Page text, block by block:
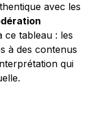
avec les
ce tableau : les
à des contenus
qui